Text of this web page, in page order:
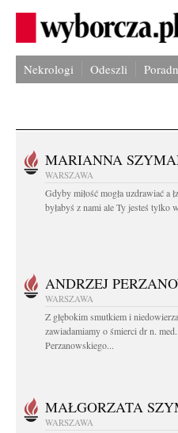
Nekrologi Odeszli
MARIANNA
WARSZAWA
Gdyby miłość mogła uzdrawiać a
byłabyś z nami ale Ty jesteś tylko
ANDRZEJ
WARSZAWA
Z głębokim smutkiem i
zawiadamiamy o śmierci dr n.
Perzanowskiego...
MAŁGORZATA
WARSZAWA